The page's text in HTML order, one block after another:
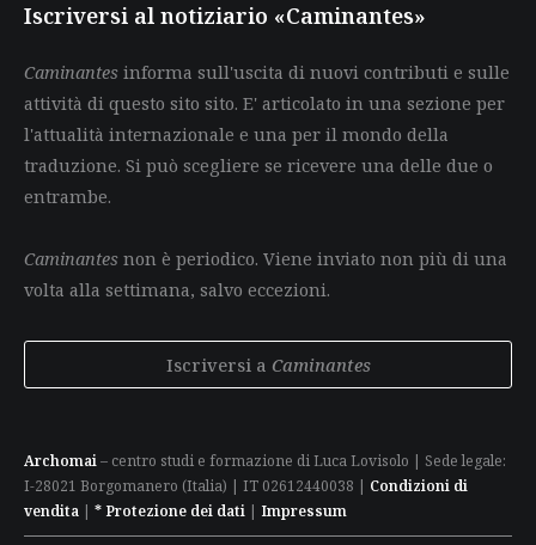
Iscriversi al notiziario «Caminantes»
Caminantes informa sull'uscita di nuovi contributi e sulle
attività di questo sito sito. E' articolato in una sezione per
l'attualità internazionale e una per il mondo della
traduzione. Si può scegliere se ricevere una delle due o
entrambe.
Caminantes non è periodico. Viene inviato non più di una
volta alla settimana, salvo eccezioni.
Iscriversi a Caminantes
Archomai– centro studi e formazione di Luca Lovisolo | Sede legale:
I-28021 Borgomanero (Italia) | IT 02612440038 | Condizioni di
vendita | * Protezione dei dati | Impressum